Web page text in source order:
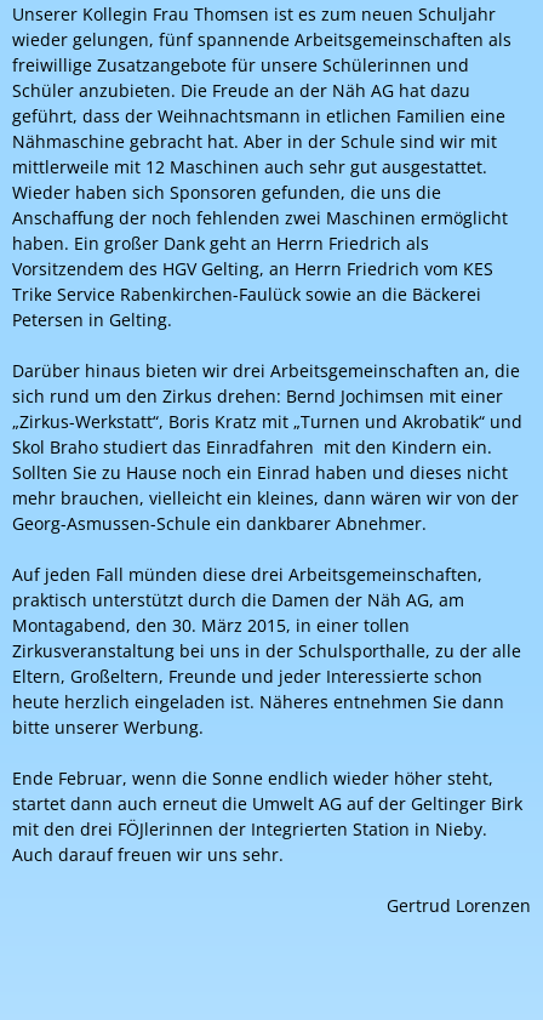
Unserer Kollegin Frau Thomsen ist es zum neuen Schuljahr
wieder gelungen, fünf spannende Arbeitsgemeinschaften als
freiwillige Zusatzangebote für unsere Schülerinnen und
Schüler anzubieten. Die Freude an der Näh AG hat dazu
geführt, dass der Weihnachtsmann in etlichen Familien eine
Nähmaschine gebracht hat. Aber in der Schule sind wir mit
mittlerweile mit 12 Maschinen auch sehr gut ausgestattet.
Wieder haben sich Sponsoren gefunden, die uns die
Anschaffung der noch fehlenden zwei Maschinen ermöglicht
haben. Ein großer Dank geht an Herrn Friedrich als
Vorsitzendem des HGV Gelting, an Herrn Friedrich vom KES
Trike Service Rabenkirchen-Faulück sowie an die Bäckerei
Petersen in Gelting.
Darüber hinaus bieten wir drei Arbeitsgemeinschaften an, die
sich rund um den Zirkus drehen: Bernd Jochimsen mit einer
„Zirkus-Werkstatt“, Boris Kratz mit „Turnen und Akrobatik“ und
Skol Braho studiert das Einradfahren mit den Kindern ein.
Sollten Sie zu Hause noch ein Einrad haben und dieses nicht
mehr brauchen, vielleicht ein kleines, dann wären wir von der
Georg-Asmussen-Schule ein dankbarer Abnehmer.
Auf jeden Fall münden diese drei Arbeitsgemeinschaften,
praktisch unterstützt durch die Damen der Näh AG, am
Montagabend, den 30. März 2015, in einer tollen
Zirkusveranstaltung bei uns in der Schulsporthalle, zu der alle
Eltern, Großeltern, Freunde und jeder Interessierte schon
heute herzlich eingeladen ist. Näheres entnehmen Sie dann
bitte unserer Werbung.
Ende Februar, wenn die Sonne endlich wieder höher steht,
startet dann auch erneut die Umwelt AG auf der Geltinger Birk
mit den drei FÖJlerinnen der Integrierten Station in Nieby.
Auch darauf freuen wir uns sehr.
Gertrud Lorenzen